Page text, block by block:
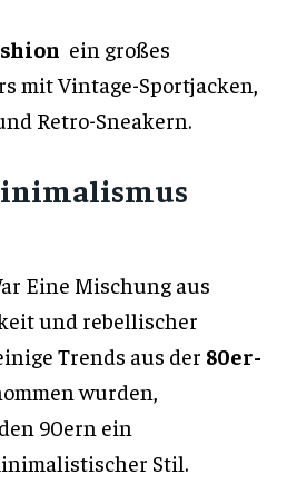
ein großes
mit Vintage-Sportjacken,
Retro-Sneakern.
Eine Mischung aus
und rebellischer
Trends aus der 80er-
wurden,
90ern ein
Stil.